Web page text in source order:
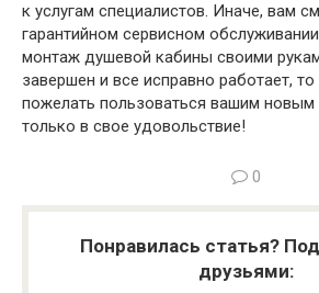
к услугам специалистов. Иначе, вам
гарантийном сервисном
монтаж душевой кабины своими
завершен и все исправно работает,
пожелать пользоваться вашим новым
только в свое удовольствие!
0
Понравилась статья?
друзьями: